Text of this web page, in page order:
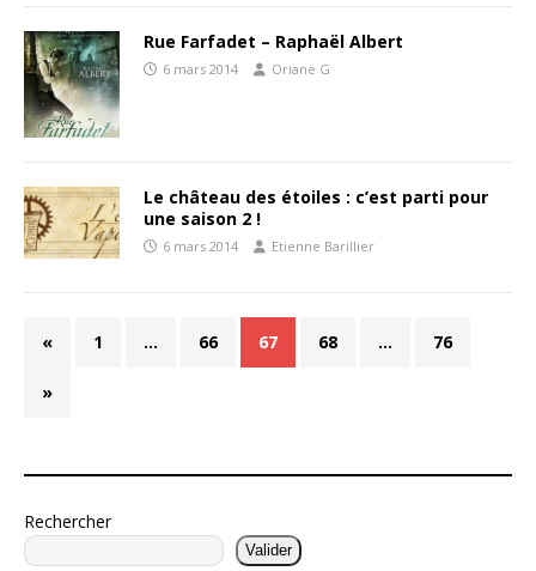
Rue Farfadet – Raphaël Albert
6 mars 2014 Oriane G
Le château des étoiles : c’est parti pour
une saison 2 !
6 mars 2014 Etienne Barillier
« 1 … 66 67 68 … 76
»
Rechercher
Valider